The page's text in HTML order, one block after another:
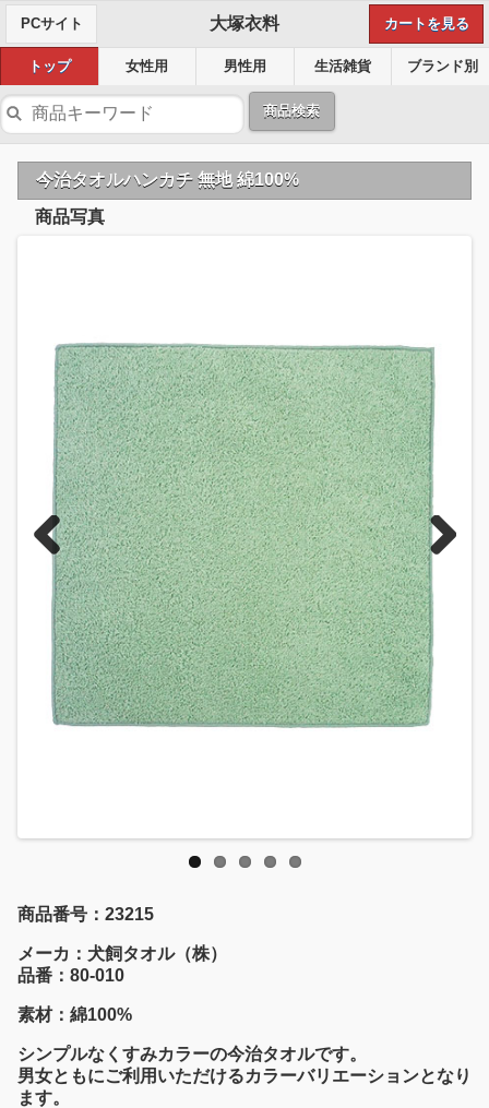
PCサイト 大塚衣料 カートを見る
トップ 女性用 男性用 生活雑貨 ブランド別
商品検索
今治タオルハンカチ 無地 綿100%
商品写真
Previous Next
商品番号：23215
メーカ：犬飼タオル（株）
品番：80-010
素材：綿100%
シンプルなくすみカラーの今治タオルです。
男女ともにご利用いただけるカラーバリエーションとなり
ます。